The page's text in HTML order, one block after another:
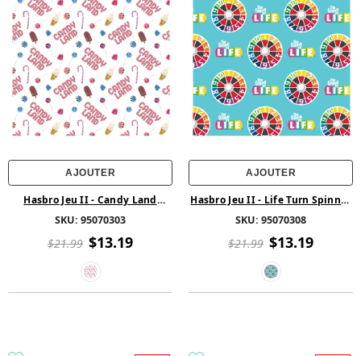
AJOUTER
Hasbro Jeu II - Candy Land
SKU: 95070303
$21.99 $13.19
AJOUTER
Hasbro Jeu II - Life Turn Spinner
SKU: 95070308
$21.99 $13.19